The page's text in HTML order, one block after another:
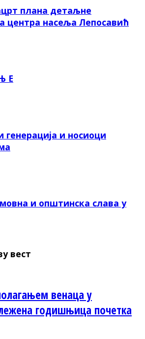
плана детаљне
центра насеља Лепосавић
Е
генерација и носиоци
и општинска слава у
вест
венаца у
годишњица почетка